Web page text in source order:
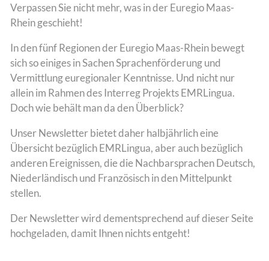
Meldungen
Newsletter
Über uns
Lehrende
Lernende
Team
Verpassen Sie nicht mehr, was in der Euregio Maas-
Rhein geschieht!
In den fünf Regionen der Euregio Maas-Rhein bewegt
sich so einiges in Sachen Sprachenförderung und
Vermittlung euregionaler Kenntnisse. Und nicht nur
allein im Rahmen des Interreg Projekts EMRLingua.
Doch wie behält man da den Überblick?
Unser Newsletter bietet daher halbjährlich eine
Übersicht bezüglich EMRLingua, aber auch bezüglich
anderen Ereignissen, die die Nachbarsprachen Deutsch,
Niederländisch und Französisch in den Mittelpunkt
stellen.
Der Newsletter wird dementsprechend auf dieser Seite
hochgeladen, damit Ihnen nichts entgeht!